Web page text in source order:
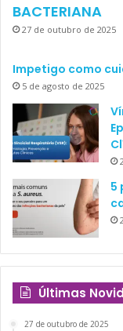
BACTERIANA
27 de outubro de 2025
Impetigo como
5 de agosto de 2025
5
Últimas
27 de outubro de 2025